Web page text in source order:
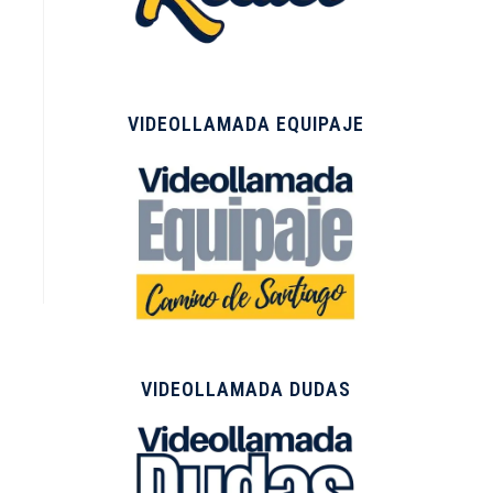
VIDEOLLAMADA EQUIPAJE
VIDEOLLAMADA DUDAS